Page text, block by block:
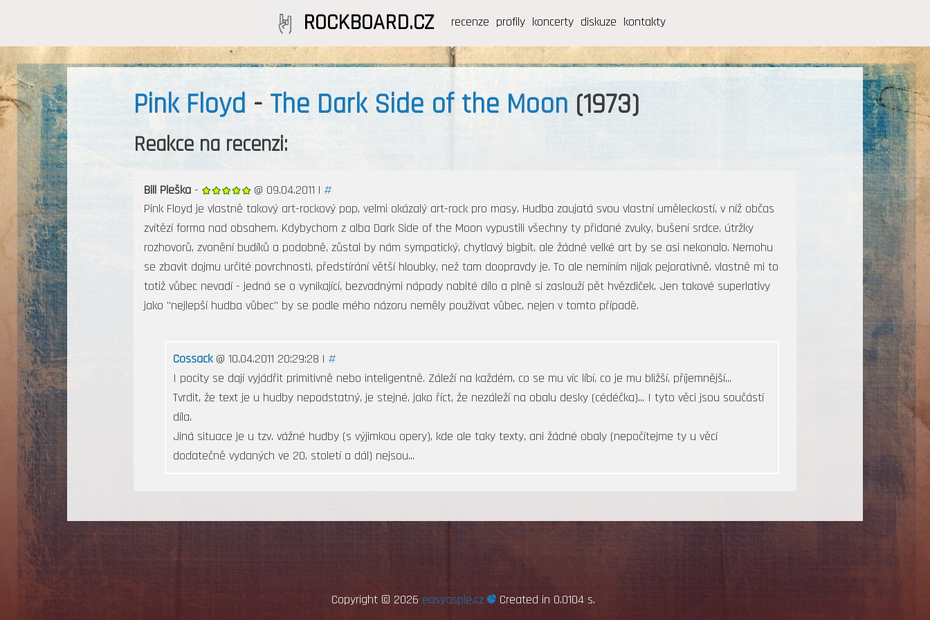
ROCKBOARD.CZ recenze profily koncerty diskuze kontakty
Pink Floyd - The Dark Side of the Moon (1973)
Reakce na recenzi:
Bill Pleška- @ 09.04.2011 | #
Pink Floyd je vlastně takový art-rockový pop, velmi okázalý art-rock pro masy. Hudba zaujatá svou vlastní uměleckostí, v níž občas
zvítězí forma nad obsahem. Kdybychom z alba Dark Side of the Moon vypustili všechny ty přidané zvuky, bušení srdce, útržky
rozhovorů, zvonění budíků a podobně, zůstal by nám sympatický, chytlavý bigbít, ale žádné velké art by se asi nekonalo. Nemohu
se zbavit dojmu určité povrchnosti, předstírání větší hloubky, než tam doopravdy je. To ale nemíním nijak pejorativně, vlastně mi to
totiž vůbec nevadí - jedná se o vynikající, bezvadnými nápady nabité dílo a plně si zaslouží pět hvězdiček. Jen takové superlativy
jako "nejlepší hudba vůbec" by se podle mého názoru neměly používat vůbec, nejen v tomto případě.
Cossack@ 10.04.2011 20:29:28 | #
I pocity se dají vyjádřit primitivně nebo inteligentně. Záleží na každém, co se mu víc líbí, co je mu bližší, příjemnější...
Tvrdit, že text je u hudby nepodstatný, je stejné, jako říct, že nezáleží na obalu desky (cédéčka)... I tyto věci jsou součástí
díla.
Jiná situace je u tzv. vážné hudby (s výjimkou opery), kde ale taky texty, ani žádné obaly (nepočítejme ty u věcí
dodatečně vydaných ve 20. století a dál) nejsou...
Copyright © 2026 easyaspie.cz Created in 0.0104 s.